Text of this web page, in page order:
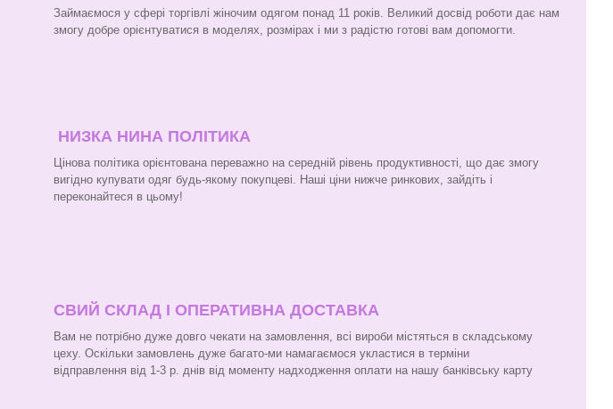
Займаємося у сфері торгівлі жіночим одягом понад 11 років. Великий досвід роботи дає нам
змогу добре орієнтуватися в моделях, розмірах і ми з радістю готові вам допомогти.
НИЗКА НИНА ПОЛІТИКА
Цінова політика орієнтована переважно на середній рівень продуктивності, що дає змогу
вигідно купувати одяг будь-якому покупцеві. Наші ціни нижче ринкових, зайдіть і
переконайтеся в цьому!
СВИЙ СКЛАД І ОПЕРАТИВНА ДОСТАВКА
Вам не потрібно дуже довго чекати на замовлення, всі вироби містяться в складському
цеху. Оскільки замовлень дуже багато-ми намагаємося укластися в терміни
відправлення від 1-3 р. днів від моменту надходження оплати на нашу банківську карту